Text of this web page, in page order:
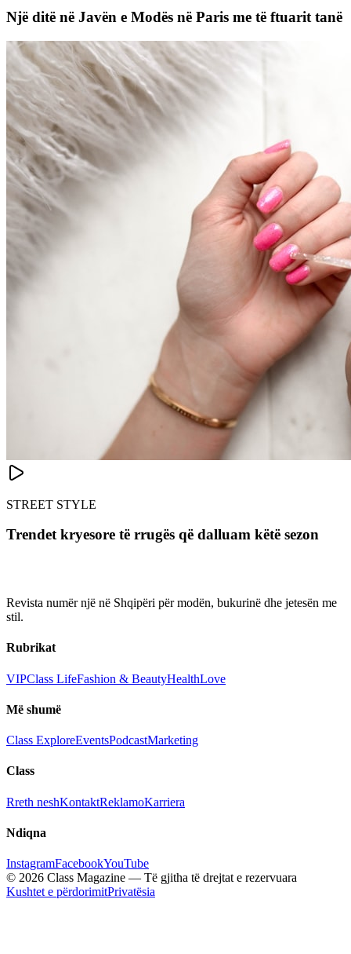
Një ditë në Javën e Modës në Paris me të ftuarit tanë
STREET STYLE
Trendet kryesore të rrugës që dalluam këtë sezon
Revista numër një në Shqipëri për modën, bukurinë dhe jetesën me
stil.
Rubrikat
VIPClass LifeFashion & BeautyHealthLove
Më shumë
Class ExploreEventsPodcastMarketing
Class
Rreth neshKontaktReklamoKarriera
Ndiqna
InstagramFacebookYouTube
© 2026 Class Magazine — Të gjitha të drejtat e rezervuara
Kushtet e përdorimitPrivatësia